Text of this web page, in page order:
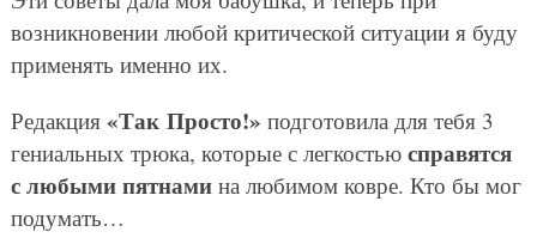
возникновении любой критической ситуации я буду
применять именно их.
Редакция «Так Просто!» подготовила для тебя 3
гениальных трюка, которые с легкостью справятся
с любыми пятнамина любимом ковре. Кто бы мог
подумать…